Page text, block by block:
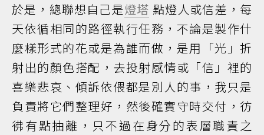
於是，總聯想自己是燈塔 點燈人或信差，每
天依循相同的路徑執行任務，不論是製作什
麼樣形式的花或是為誰而做，是用「光」折
射出的顏色搭配，去投射感情或「信」裡的
喜樂悲哀、傾訴依偎都是別人的事，我只是
負責將它們整理好，然後確實守時交付，彷
彿有點抽離，只不過在身分的表層職責之